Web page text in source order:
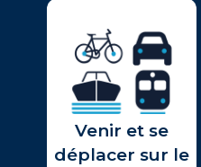
Venir et se
déplacer sur le